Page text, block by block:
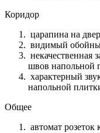
Коридор
царапина на
видимый
некачественная
швов напольной
характерный
напольной
Общее
автомат